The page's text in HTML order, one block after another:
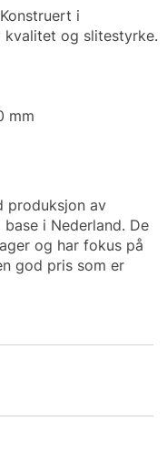
i
kvalitet og slitestyrke.
mm
produksjon av
i Nederland. De
og har fokus på
god pris som er